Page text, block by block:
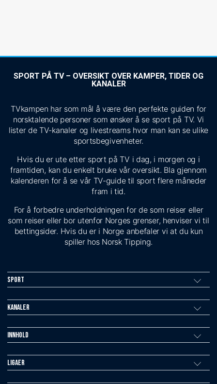
SPORT PÅ TV – OVERSIKT OVER KAMPER, TIDER OG
KANALER
TVkampen har som mål å være den perfekte guiden for
norsktalende personer som ønsker å se sport på TV. Vi
lister de TV-kanaler og livestreams hvor man kan se ulike
sportsbegivenheter.
Hvis du er ute etter sport på TV i dag, i morgen og i
framtiden, kan du enkelt bruke vår oversikt. Bla gjennom
kalenderen for å se vår TV-guide til sport flere måneder
fram i tid.
For å forbedre underholdningen for de som reiser eller
som reiser eller bor utenfor Norges grenser, henviser vi til
bettingsider. Hvis du er i Norge anbefaler vi at du kun
spiller hos Norsk Tipping.
Sport
Kanaler
Innhold
Ligaer